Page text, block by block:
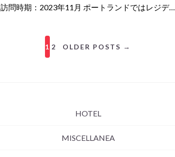
訪問時期：2023年11月 ポートランドではレジデ…
1 2 OLDER POSTS →
HOTEL
MISCELLANEA